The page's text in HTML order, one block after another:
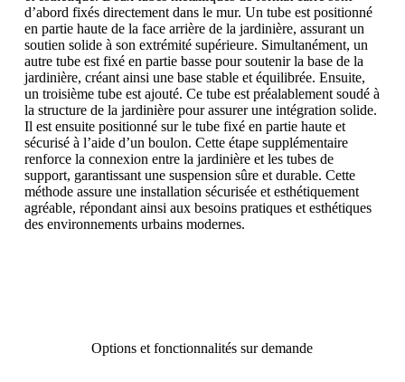
d’abord fixés directement dans le mur. Un tube est positionné
en partie haute de la face arrière de la jardinière, assurant un
soutien solide à son extrémité supérieure. Simultanément, un
autre tube est fixé en partie basse pour soutenir la base de la
jardinière, créant ainsi une base stable et équilibrée. Ensuite,
un troisième tube est ajouté. Ce tube est préalablement soudé à
la structure de la jardinière pour assurer une intégration solide.
Il est ensuite positionné sur le tube fixé en partie haute et
sécurisé à l’aide d’un boulon. Cette étape supplémentaire
renforce la connexion entre la jardinière et les tubes de
support, garantissant une suspension sûre et durable. Cette
méthode assure une installation sécurisée et esthétiquement
agréable, répondant ainsi aux besoins pratiques et esthétiques
des environnements urbains modernes.
Options et fonctionnalités sur demande